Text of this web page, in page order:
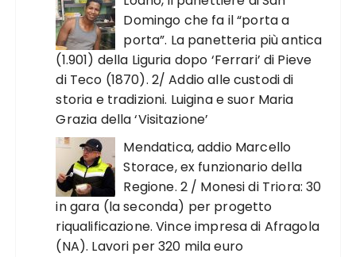
Domingo che fa il “porta a
porta”. La panetteria più antica
(1.901) della Liguria dopo ‘Ferrari’ di Pieve
di Teco (1870). 2/ Addio alle custodi di
storia e tradizioni. Luigina e suor Maria
Grazia della ‘Visitazione’
Mendatica, addio Marcello
Storace, ex funzionario della
Regione. 2 / Monesi di Triora: 30
in gara (la seconda) per progetto
riqualificazione. Vince impresa di Afragola
(NA). Lavori per 320 mila euro